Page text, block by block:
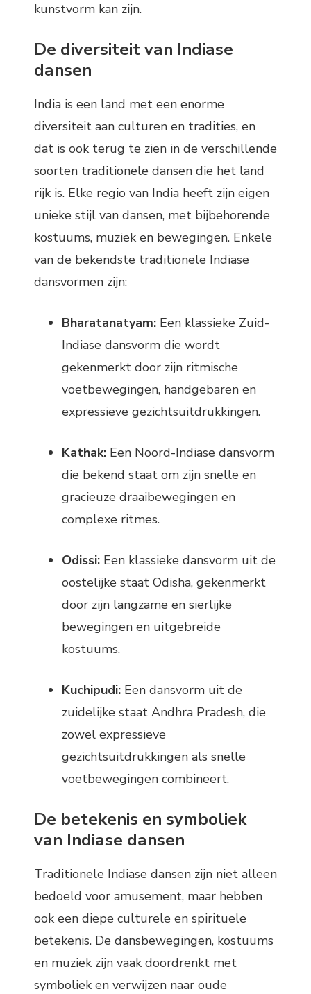
kunstvorm kan zijn.
De diversiteit van Indiase
dansen
India is een land met een enorme
diversiteit aan culturen en tradities, en
dat is ook terug te zien in de verschillende
soorten traditionele dansen die het land
rijk is. Elke regio van India heeft zijn eigen
unieke stijl van dansen, met bijbehorende
kostuums, muziek en bewegingen. Enkele
van de bekendste traditionele Indiase
dansvormen zijn:
Bharatanatyam: Een klassieke Zuid-
Indiase dansvorm die wordt
gekenmerkt door zijn ritmische
voetbewegingen, handgebaren en
expressieve gezichtsuitdrukkingen.
Kathak: Een Noord-Indiase dansvorm
die bekend staat om zijn snelle en
gracieuze draaibewegingen en
complexe ritmes.
Odissi: Een klassieke dansvorm uit de
oostelijke staat Odisha, gekenmerkt
door zijn langzame en sierlijke
bewegingen en uitgebreide
kostuums.
Kuchipudi: Een dansvorm uit de
zuidelijke staat Andhra Pradesh, die
zowel expressieve
gezichtsuitdrukkingen als snelle
voetbewegingen combineert.
De betekenis en symboliek
van Indiase dansen
Traditionele Indiase dansen zijn niet alleen
bedoeld voor amusement, maar hebben
ook een diepe culturele en spirituele
betekenis. De dansbewegingen, kostuums
en muziek zijn vaak doordrenkt met
symboliek en verwijzen naar oude